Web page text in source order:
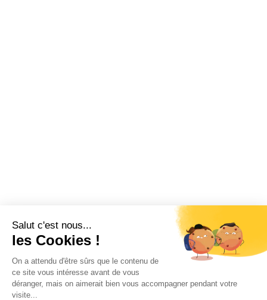
Salut c'est nous...
les Cookies !
On a attendu d'être sûrs que le contenu de
ce site vous intéresse avant de vous
déranger, mais on aimerait bien vous accompagner pendant votre
visite...